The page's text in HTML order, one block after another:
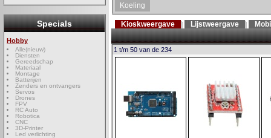
Specials
Hobby
Alle(nieuw)
Diensten
Gereedschap
Materiaal
Montage
Batterijen
Zenders en ontvangers
Servos
Drones
FPV
RC Auto
Robotica
CNC
3D-Printer
Led verlichting
Koeling
Kioskweergave Lijstweergave
1 t/m 50 van de 234